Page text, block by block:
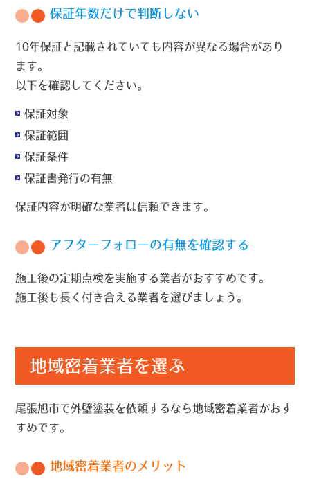
保証年数だけで判断しない
10年保証と記載されていても内容が異なる場合があり
ます。
以下を確認してください。
保証対象
保証範囲
保証条件
保証書発行の有無
保証内容が明確な業者は信頼できます。
アフターフォローの有無を確認する
施工後の定期点検を実施する業者がおすすめです。
施工後も長く付き合える業者を選びましょう。
地域密着業者を選ぶ
尾張旭市で外壁塗装を依頼するなら地域密着業者がおす
すめです。
地域密着業者のメリット